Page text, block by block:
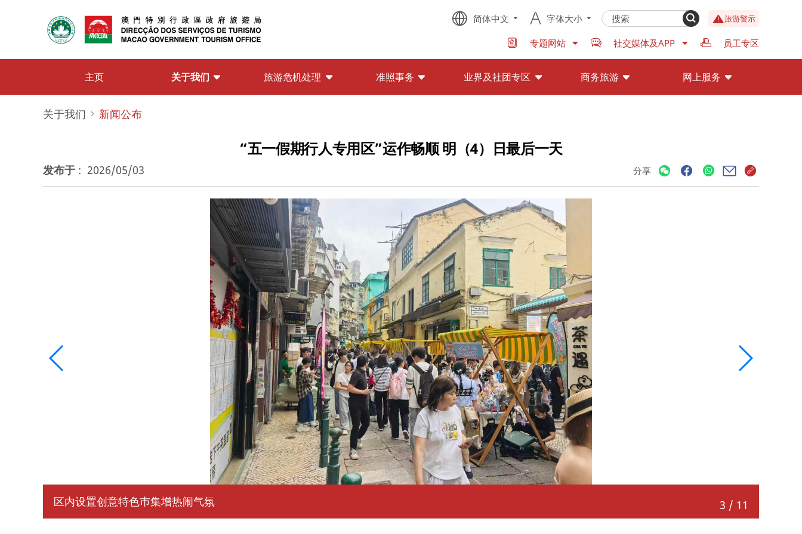
简体中文 字体大小 旅游警示
专题网站 社交媒体及APP 员工专区
主页 关于我们 旅游危机处理 准照事务 业界及社团专区 商务旅游 网上服务
关于我们 新闻公布
“五一假期行人专用区”运作畅顺 明（4）日最后一天
发布于 : 2026/05/03 分享
区内设置创意特色巿集增热闹气氛 3 / 11